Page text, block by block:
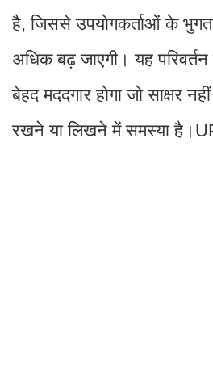
है, जिससे उपयोगकर्ताओं के
अधिक बढ़ जाएगी। यह
बेहद मददगार होगा जो साक्षर
रखने या लिखने में समस्या